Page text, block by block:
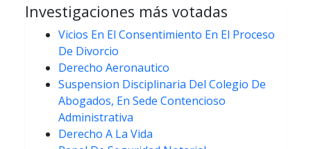
Investigaciones más votadas
Vicios En El Consentimiento En El Proceso
De Divorcio
Derecho Aeronautico
Suspension Disciplinaria Del Colegio De
Abogados, En Sede Contencioso
Administrativa
Derecho A La Vida